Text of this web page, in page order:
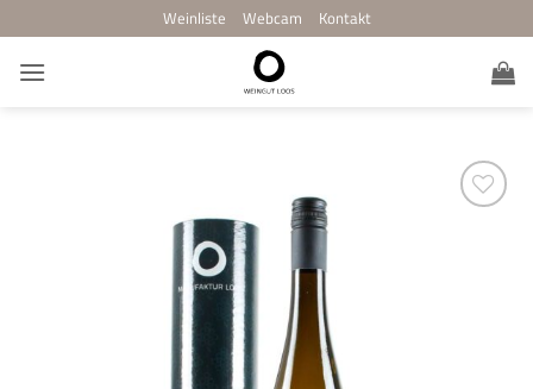
Inhalt
springen
Weinliste Webcam Kontakt